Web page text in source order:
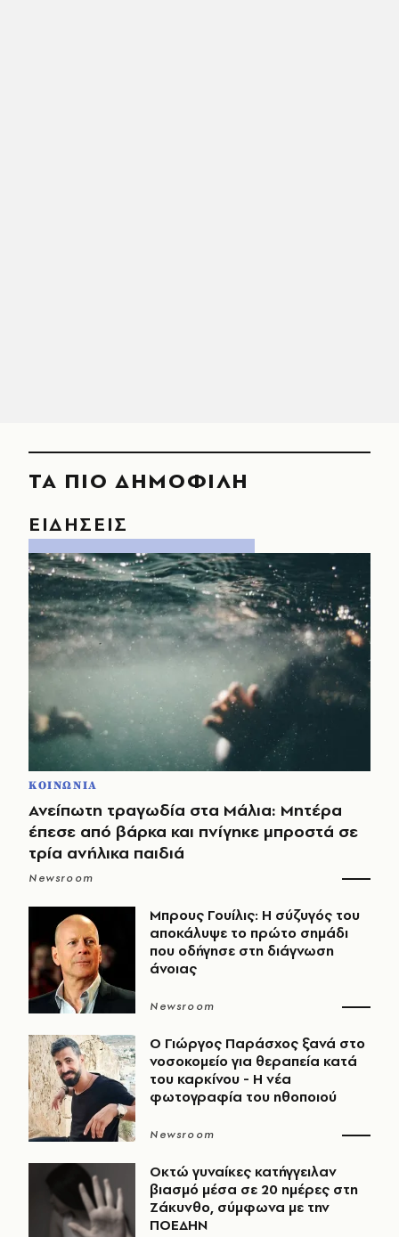
ΤΑ ΠΙΟ ΔΗΜΟΦΙΛΗ
ΕΙΔΗΣΕΙΣ
ΚΟΙΝΩΝΙΑ
Ανείπωτη τραγωδία στα Μάλια: Μητέρα
έπεσε από βάρκα και πνίγηκε μπροστά σε
τρία ανήλικα παιδιά
Newsroom
Μπρους Γουίλις: Η σύζυγός του
αποκάλυψε το πρώτο σημάδι
που οδήγησε στη διάγνωση
άνοιας
Newsroom
O Γιώργος Παράσχος ξανά στο
νοσοκομείο για θεραπεία κατά
του καρκίνου - Η νέα
φωτογραφία του ηθοποιού
Newsroom
Οκτώ γυναίκες κατήγγειλαν
βιασμό μέσα σε 20 ημέρες στη
Ζάκυνθο, σύμφωνα με την
ΠΟΕΔΗΝ